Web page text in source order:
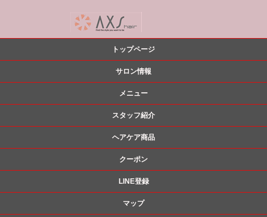
トップページ
サロン情報
メニュー
スタッフ紹介
ヘアケア商品
クーポン
LINE登録
マップ